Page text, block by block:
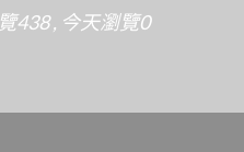
438 , 今天瀏覽0